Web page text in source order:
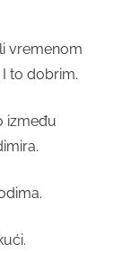
vremenom
to dobrim.
između